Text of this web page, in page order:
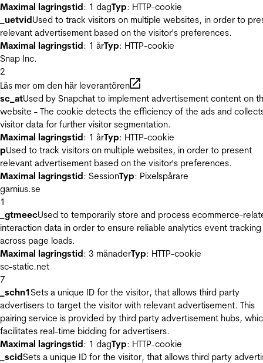
Maximal lagringstid: 1 dagTyp: HTTP-cookie
_uetvidUsed to track visitors on multiple websites, in order to
relevant advertisement based on the visitor's preferences.
Maximal lagringstid: 1 årTyp: HTTP-cookie
Snap Inc.
2
Läs mer om den här leverantören
sc_atUsed by Snapchat to implement advertisement content on
website - The cookie detects the efficiency of the ads and
visitor data for further visitor segmentation.
Maximal lagringstid: 1 årTyp: HTTP-cookie
pUsed to track visitors on multiple websites, in order to present
relevant advertisement based on the visitor's preferences.
Maximal lagringstid: SessionTyp: Pixelspårare
garnius.se
1
_gtmeecUsed to temporarily store and process ecommerce-
interaction data in order to ensure reliable analytics event tracking
across page loads.
Maximal lagringstid: 3 månaderTyp: HTTP-cookie
sc-static.net
7
_schn1Sets a unique ID for the visitor, that allows third party
advertisers to target the visitor with relevant advertisement. This
pairing service is provided by third party advertisement hubs,
facilitates real-time bidding for advertisers.
Maximal lagringstid: 1 dagTyp: HTTP-cookie
_scidSets a unique ID for the visitor, that allows third party